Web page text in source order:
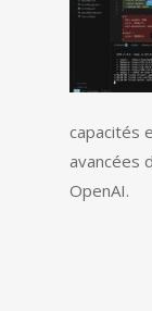
capacités
avancées
OpenAI.